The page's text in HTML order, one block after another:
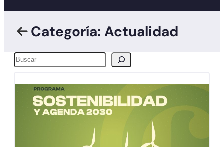
Categoría: Actualidad
Buscar